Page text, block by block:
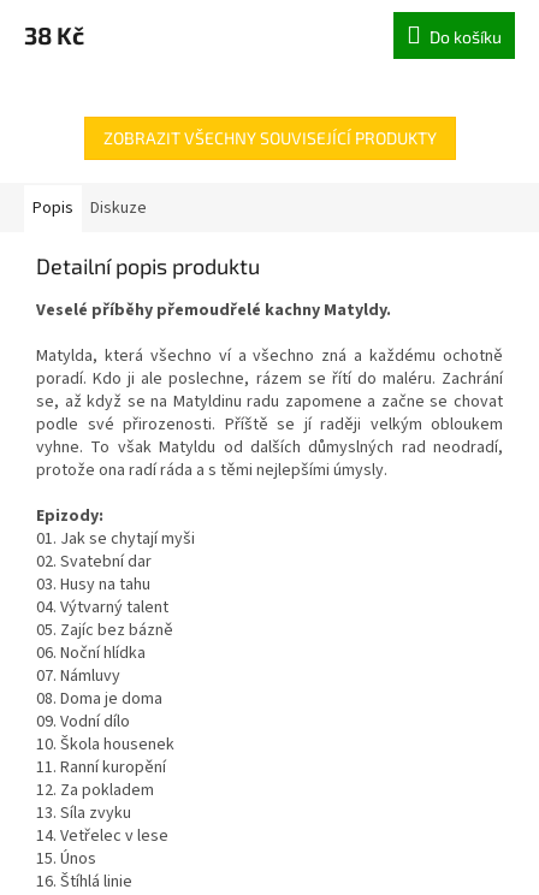
38 Kč Do košíku
ZOBRAZIT VŠECHNY SOUVISEJÍCÍ PRODUKTY
Popis Diskuze
Detailní popis produktu
Veselé příběhy přemoudřelé kachny Matyldy.
Matylda, která všechno ví a všechno zná a každému ochotně
poradí. Kdo ji ale poslechne, rázem se řítí do maléru. Zachrání
se, až když se na Matyldinu radu zapomene a začne se chovat
podle své přirozenosti. Příště se jí raději velkým obloukem
vyhne. To však Matyldu od dalších důmyslných rad neodradí,
protože ona radí ráda a s těmi nejlepšími úmysly.
Epizody:
01. Jak se chytají myši
02. Svatební dar
03. Husy na tahu
04. Výtvarný talent
05. Zajíc bez bázně
06. Noční hlídka
07. Námluvy
08. Doma je doma
09. Vodní dílo
10. Škola housenek
11. Ranní kuropění
12. Za pokladem
13. Síla zvyku
14. Vetřelec v lese
15. Únos
16. Štíhlá linie